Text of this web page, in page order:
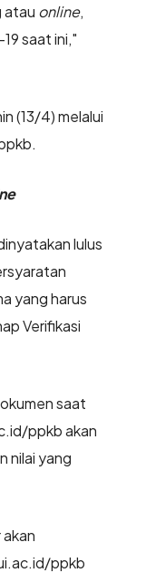
atau online,
saat ini,"
(13/4) melalui
lulus
yang harus
Verifikasi
saat
ppkb akan
nilai yang
ppkb